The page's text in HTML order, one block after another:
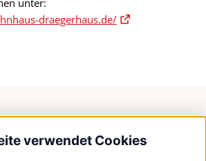
verwendet Cookies
draegerhaus.de/